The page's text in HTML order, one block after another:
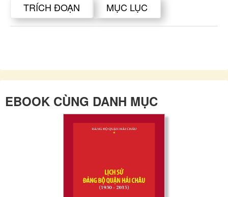
TRÍCH ĐOẠN MỤC LỤC
EBOOK CÙNG DANH MỤC